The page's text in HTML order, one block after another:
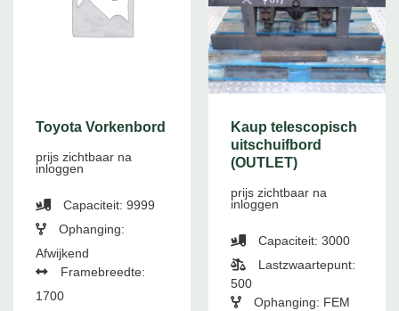
Toyota Vorkenbord
prijs zichtbaar na
inloggen
Capaciteit: 9999
Ophanging:
Afwijkend
Framebreedte:
1700
Kaup telescopisch
uitschuifbord
(OUTLET)
prijs zichtbaar na
inloggen
Capaciteit: 3000
Lastzwaartepunt:
500
Ophanging: FEM